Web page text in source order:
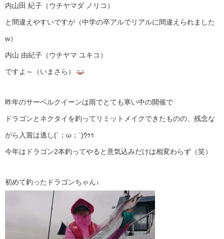
内山田 紀子（ウチヤマダ ノリコ）
と間違えやすいですが（中学の卒アルでリアルに間違えられました
w）
内山 由紀子（ウチヤマ ユキコ）
ですよ～（いまさら）
昨年のサーベルクイーンは雨でとても寒い中の開催で
ドラゴンとネクタイを釣ってリミットメイクできたものの、残念な
がら入賞は逃し(´；ω；`)ｳｩｩ
今年はドラゴン2本釣ってやると意気込みだけは相変わらず（笑）
初めて釣ったドラゴンちゃん↓